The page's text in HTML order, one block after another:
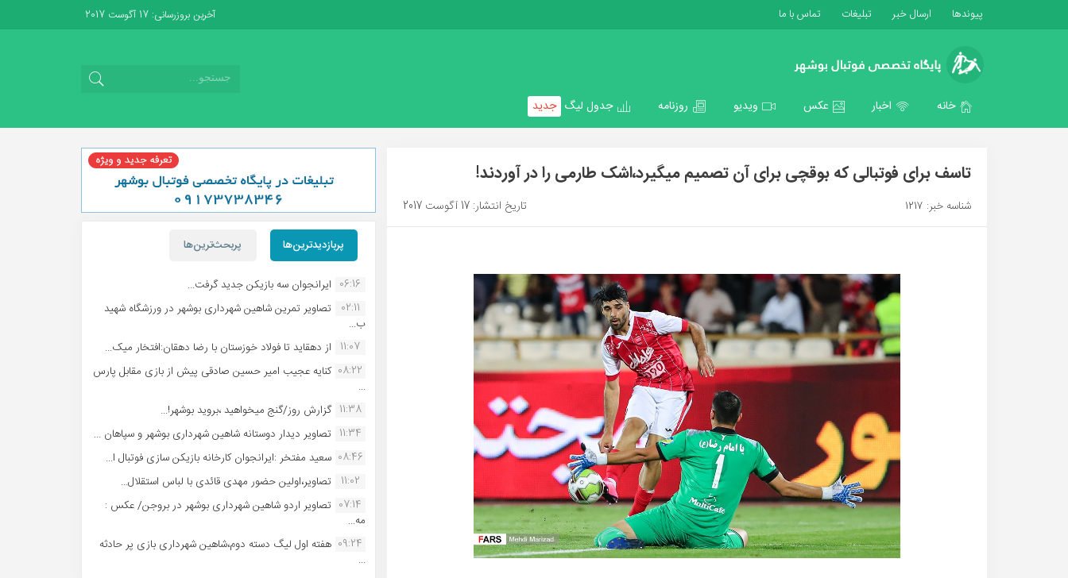
پیوندها ارسال خبر تبلیغات تماس با ما آخرین بروزرسانی: 17 آگوست 2017
خانه اخبار عکس ویدیو روزنامه جدول لیگ جدید
تاسف برای فوتبالی که بوقچی برای آن تصمیم میگیرد،اشک طارمی را در آوردند!
شناسه خبر: 1217 تاریخ انتشار: 17 آگوست 2017
پربازدیدترین‌ها پربحث‌ترین‌ها
06:16 ایرانجوان سه بازیکن جدید گرفت...
02:11
تصاویر تمرین شاهین شهردارى بوشهر در ورزشگاه شهید
ب...
11:07 از دهقاید تا فولاد خوزستان با رضا دهقان:افتخار میک...
08:22 کنایه عجیب امیر حسین صادقی پیش از بازی مقابل پارس
...
11:38 گزارش روز/گنج میخواهید ،بروید بوشهر!...
11:34 تصاویر دیدار دوستانه شاهین شهردارى بوشهر و سپاهان ...
08:46 سعید مفتخر :ایرانجوان کارخانه بازیکن سازی فوتبال ا...
11:02
تصاویر،اولین حضور مهدی قائدی با لباس استقلال...
07:14 تصاویر اردو شاهین شهرداری بوشهر در بروجن/ عکس :
مه...
09:24 هفته اول لیگ دسته دوم،شاهین شهرداری بازی پر حادثه
...